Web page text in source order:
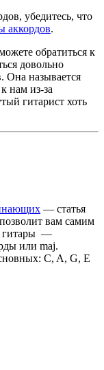
убедитесь, что
аккордов.
обратиться к
довольно
Она называется
нам из-за
гитарист хоть
— статья
вам самим
гитары —
или maj.
C, A, G, E